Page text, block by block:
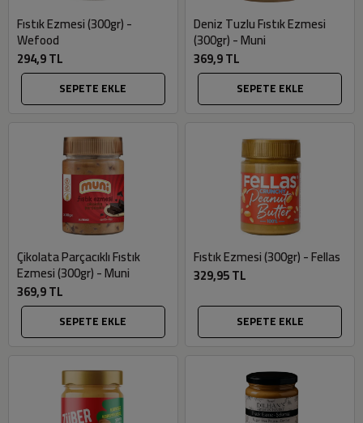
Fıstık Ezmesi (300gr) -
Wefood
294,9 TL
SEPETE EKLE
Deniz Tuzlu Fıstık Ezmesi
(300gr) - Muni
369,9 TL
SEPETE EKLE
Çikolata Parçacıklı Fıstık
Ezmesi (300gr) - Muni
369,9 TL
SEPETE EKLE
Fıstık Ezmesi (300gr) - Fellas
329,95 TL
SEPETE EKLE